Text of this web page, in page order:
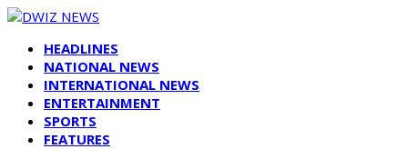
HEADLINES
NATIONAL NEWS
INTERNATIONAL NEWS
ENTERTAINMENT
SPORTS
FEATURES